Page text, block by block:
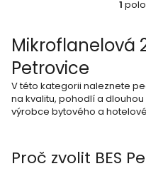
1
Mikroflanelová
Petrovice
V této kategorii naleznete
na kvalitu, pohodlí a dlouhou
výrobce bytového a
Proč zvolit BES